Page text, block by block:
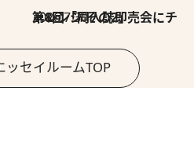
2026.7.30
第8回「同人誌即売会にチャレンジ その2」
ッセイルームTOP